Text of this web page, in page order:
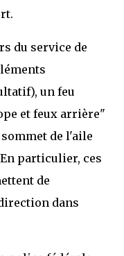
du service de
un feu
et feux arrière"
de l'aile
particulier, ces
de
dans